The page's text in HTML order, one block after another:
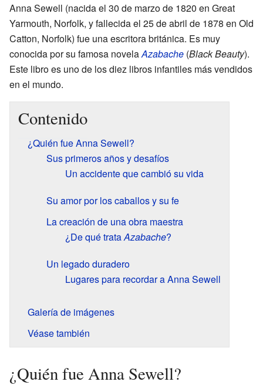
Anna Sewell (nacida el 30 de marzo de 1820 en Great
Yarmouth, Norfolk, y fallecida el 25 de abril de 1878 en Old
Catton, Norfolk) fue una escritora británica. Es muy
conocida por su famosa novelaAzabache (Black Beauty).
Este libro es uno de los diez libros infantiles más vendidos
en el mundo.
Contenido
¿Quién fue Anna Sewell?
Sus primeros años y desafíos
Un accidente que cambió su vida
Su amor por los caballos y su fe
La creación de una obra maestra
¿De qué trataAzabache?
Un legado duradero
Lugares para recordar a Anna Sewell
Galería de imágenes
Véase también
¿Quién fue Anna Sewell?